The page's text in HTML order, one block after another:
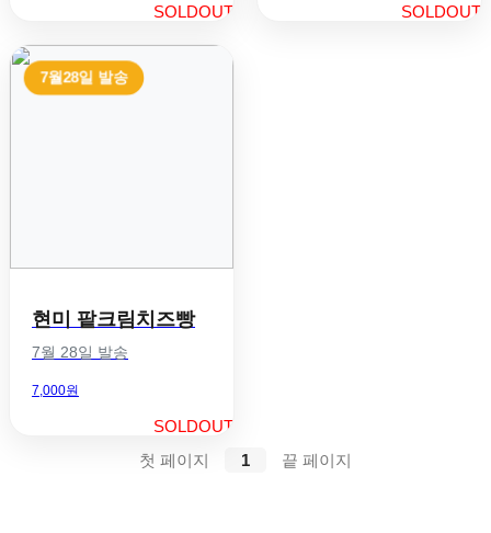
SOLDOUT SOLDOUT
7월28일 발송
현미 팥크림치즈빵
7월 28일 발송
7,000원
SOLDOUT
첫 페이지
1 끝 페이지